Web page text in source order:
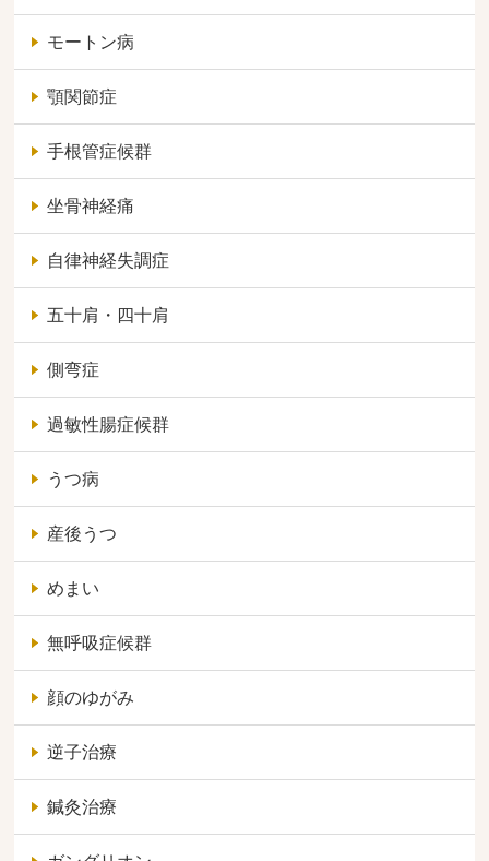
モートン病
顎関節症
手根管症候群
坐骨神経痛
自律神経失調症
五十肩・四十肩
側弯症
過敏性腸症候群
うつ病
産後うつ
めまい
無呼吸症候群
顔のゆがみ
逆子治療
鍼灸治療